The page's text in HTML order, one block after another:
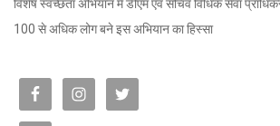
विशेष स्वच्छता अभियान में डीएम एवं सचिव विधिक सेवा
100 से अधिक लोग बने इस अभियान का हिस्सा